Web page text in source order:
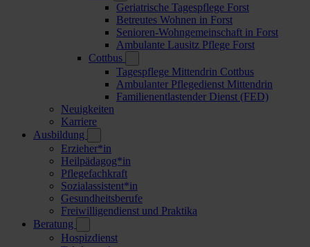
Geriatrische Tagespflege Forst
Betreutes Wohnen in Forst
Senioren-Wohngemeinschaft in Forst
Ambulante Lausitz Pflege Forst
Cottbus
Tagespflege Mittendrin Cottbus
Ambulanter Pflegedienst Mittendrin
Familienentlastender Dienst (FED)
Neuigkeiten
Karriere
Ausbildung
Erzieher*in
Heilpädagog*in
Pflegefachkraft
Sozialassistent*in
Gesundheitsberufe
Freiwilligendienst und Praktika
Beratung
Hospizdienst